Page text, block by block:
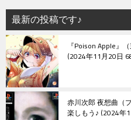
シ
ョ
ン
最新の投稿です♪
『Poison Apple』
2024年11月20日
赤川次郎 夜想曲（
楽しもう♪ 2024年